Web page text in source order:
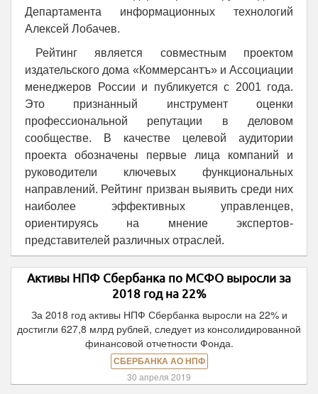
Департамента информационных технологий
Алексей Лобачев.
Рейтинг является совместным проектом
издательского дома «Коммерсантъ» и Ассоциации
менеджеров России и публикуется с 2001 года.
Это признанный инструмент оценки
профессиональной репутации в деловом
сообществе. В качестве целевой аудитории
проекта обозначены первые лица компаний и
руководители ключевых функциональных
направлений. Рейтинг призван выявить среди них
наиболее эффективных управленцев,
ориентируясь на мнение экспертов-
представителей различных отраслей.
Активы НПФ Сбербанка по МСФО выросли за
2018 год на 22%
За 2018 год активы НПФ Сбербанка выросли на 22% и
достигли 627,8 млрд рублей, следует из консолидированной
финансовой отчетности Фонда.
СБЕРБАНКА АО НПФ
30 апреля 2019